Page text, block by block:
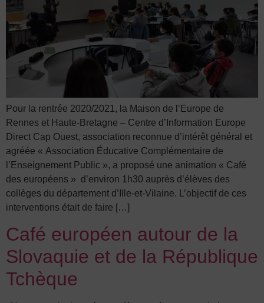
Pour la rentrée 2020/2021, la Maison de l’Europe de
Rennes et Haute-Bretagne – Centre d’Information Europe
Direct Cap Ouest, association reconnue d’intérêt général et
agréée « Association Éducative Complémentaire de
l’Enseignement Public », a proposé une animation « Café
des européens » d’environ 1h30 auprès d’élèves des
collèges du département d’Ille-et-Vilaine. L’objectif de ces
interventions était de faire […]
Café européen autour de la
Slovaquie et de la République
Tchèque